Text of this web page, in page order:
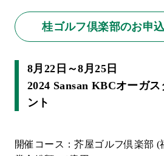
桂ゴルフ倶楽部のお申
8月22日～8月25日
2024 Sansan KBCオーガ
ント
開催コース：芥屋ゴルフ倶楽部 (